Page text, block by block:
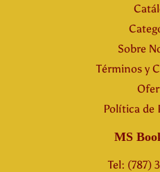
Sobre
Términos y
Política de
MS
Tel: (787)